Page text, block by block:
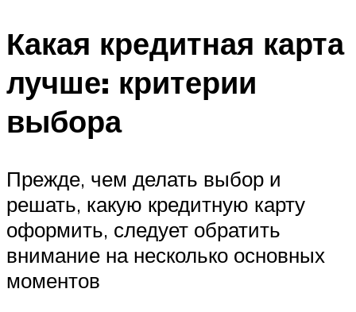
Какая кредитная карта
лучше: критерии
выбора
Прежде, чем делать выбор и
решать, какую кредитную карту
оформить, следует обратить
внимание на несколько основных
моментов